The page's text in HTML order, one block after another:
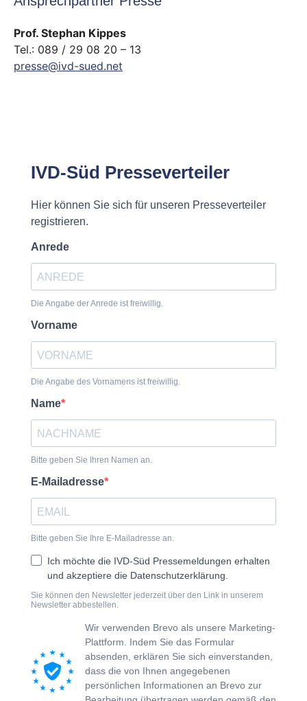
Prof. Stephan Kippes
Tel.: 089 / 29 08 20 – 13
presse@ivd-sued.net